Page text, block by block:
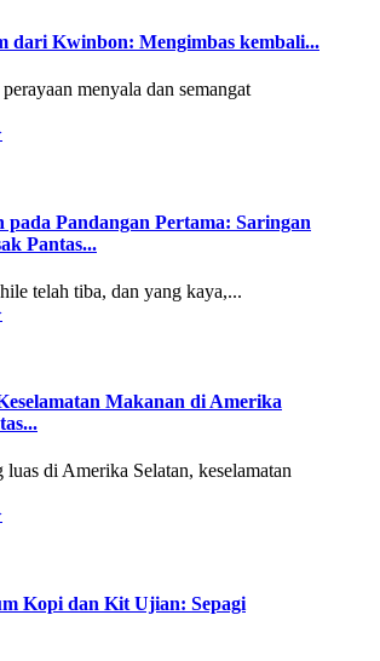
dari Kwinbon: Mengimbas kembali...
menyala dan semangat
pada Pandangan Pertama: Saringan
Pantas...
telah tiba, dan yang kaya,...
Makanan di Amerika
luas di Amerika Selatan, keselamatan
Kopi dan Kit Ujian: Sepagi